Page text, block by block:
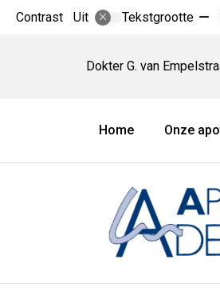
Contrast Uit Tekstgrootte
Dokter G. van
Hoofdmenu
Home
Onze